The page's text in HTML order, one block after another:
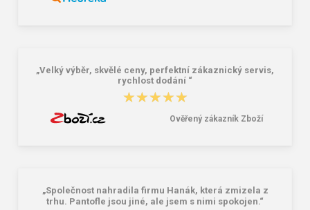
„Velký výběr, skvělé ceny, perfektní zákaznický servis,
rychlost dodání “
★★★★★
★★★★★
Ověřený zákazník Zboží
„Společnost nahradila firmu Hanák, která zmizela z
trhu. Pantofle jsou jiné, ale jsem s nimi spokojen.“